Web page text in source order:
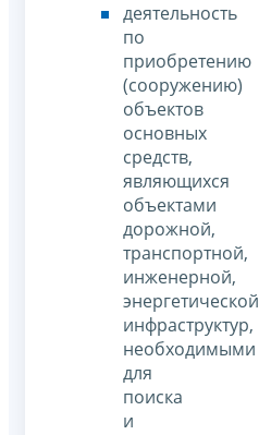
деятельность
по
приобретению
(сооружению)
объектов
основных
средств,
являющихся
объектами
дорожной,
транспортной,
инженерной,
энергетической
инфраструктур,
необходимыми
для
поиска
и